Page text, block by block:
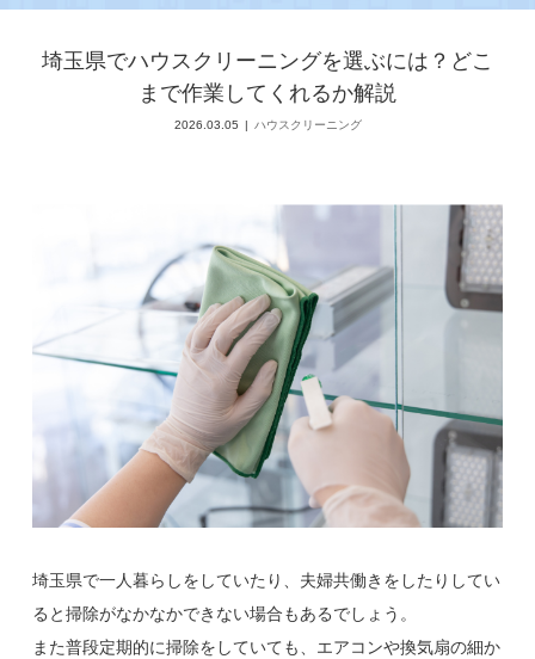
埼玉県でハウスクリーニングを選ぶには？どこ
まで作業してくれるか解説
2026.03.05 ハウスクリーニング
埼玉県で一人暮らしをしていたり、夫婦共働きをしたりしてい
ると掃除がなかなかできない場合もあるでしょう。
また普段定期的に掃除をしていても、エアコンや換気扇の細か